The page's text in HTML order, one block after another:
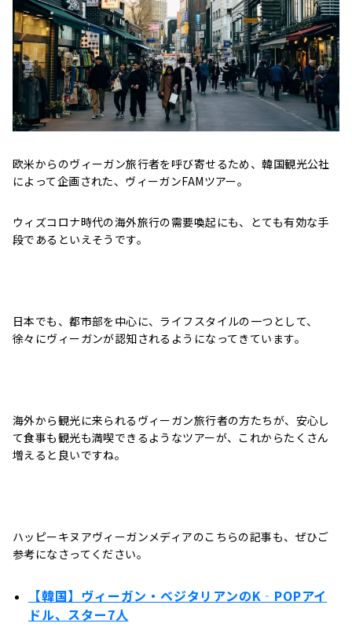
欧米からのヴィーガン旅行者を呼び寄せるため、韓国観光公社
によって企画された、ヴィーガンFAMツアー。
ウィズコロナ時代の海外旅行の需要喚起にも、とても有効な手
段であるといえそうです。
日本でも、都市部を中心に、ライフスタイルの一つとして、
徐々にヴィーガンが認知されるようになってきています。
海外から観光に来られるヴィーガン旅行者の方たちが、安心し
て食事も観光も満喫できるようなツアーが、これからたくさん
増えると良いですね。
ハッピーキヌアヴィーガンメディアのこちらの記事も、ぜひご
参考になさってください。
【韓国】ヴィーガン・ベジタリアンのK‐PОPアイ
ドル、スター7人